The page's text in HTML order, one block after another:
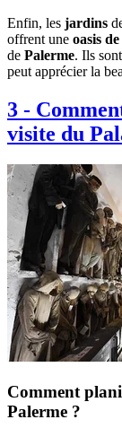
Enfin, les jardins
offrent une oasis
de Palerme. Ils
peut apprécier la
3 -
visite du
Comment
Palerme ?